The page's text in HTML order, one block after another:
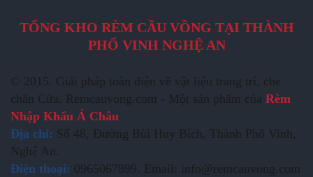
TỔNG KHO RÈM CẦU VỒNG TẠI THÀNH
PHỐ VINH NGHỆ AN
© 2015. Giải pháp toàn diện về vật liệu trang trí, che
chắn Cửa. Remcauvong.com - Một sản phẩm của Rèm
Nhập Khẩu Á Châu
Địa chỉ: Số 48, Đường Bùi Huy Bích, Thành Phố Vinh,
Nghệ An.
Điện thoại: 0965067899. Email: info@remcauvong.com